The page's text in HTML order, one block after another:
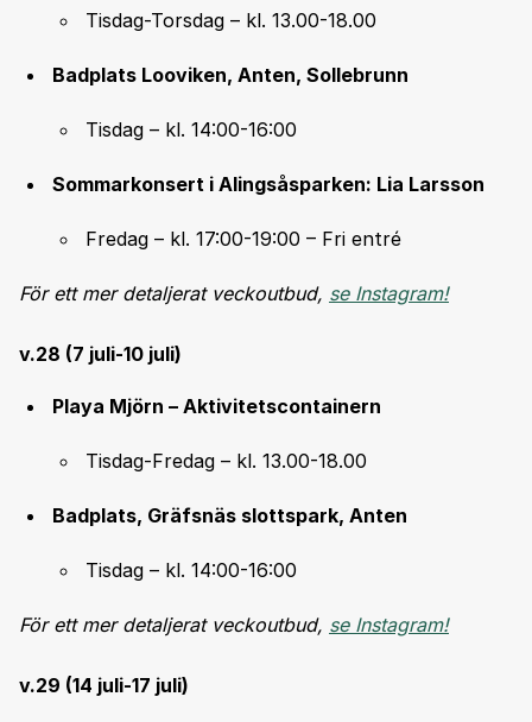
Tisdag-Torsdag – kl. 13.00-18.00
Badplats Looviken, Anten, Sollebrunn
Tisdag – kl. 14:00-16:00
Sommarkonsert i Alingsåsparken: Lia Larsson
Fredag – kl. 17:00-19:00 – Fri entré
För ett mer detaljerat veckoutbud, se Instagram!
v.28 (7 juli-10 juli)
Playa Mjörn – Aktivitetscontainern
Tisdag-Fredag – kl. 13.00-18.00
Badplats, Gräfsnäs slottspark, Anten
Tisdag – kl. 14:00-16:00
För ett mer detaljerat veckoutbud, se Instagram!
v.29 (14 juli-17 juli)